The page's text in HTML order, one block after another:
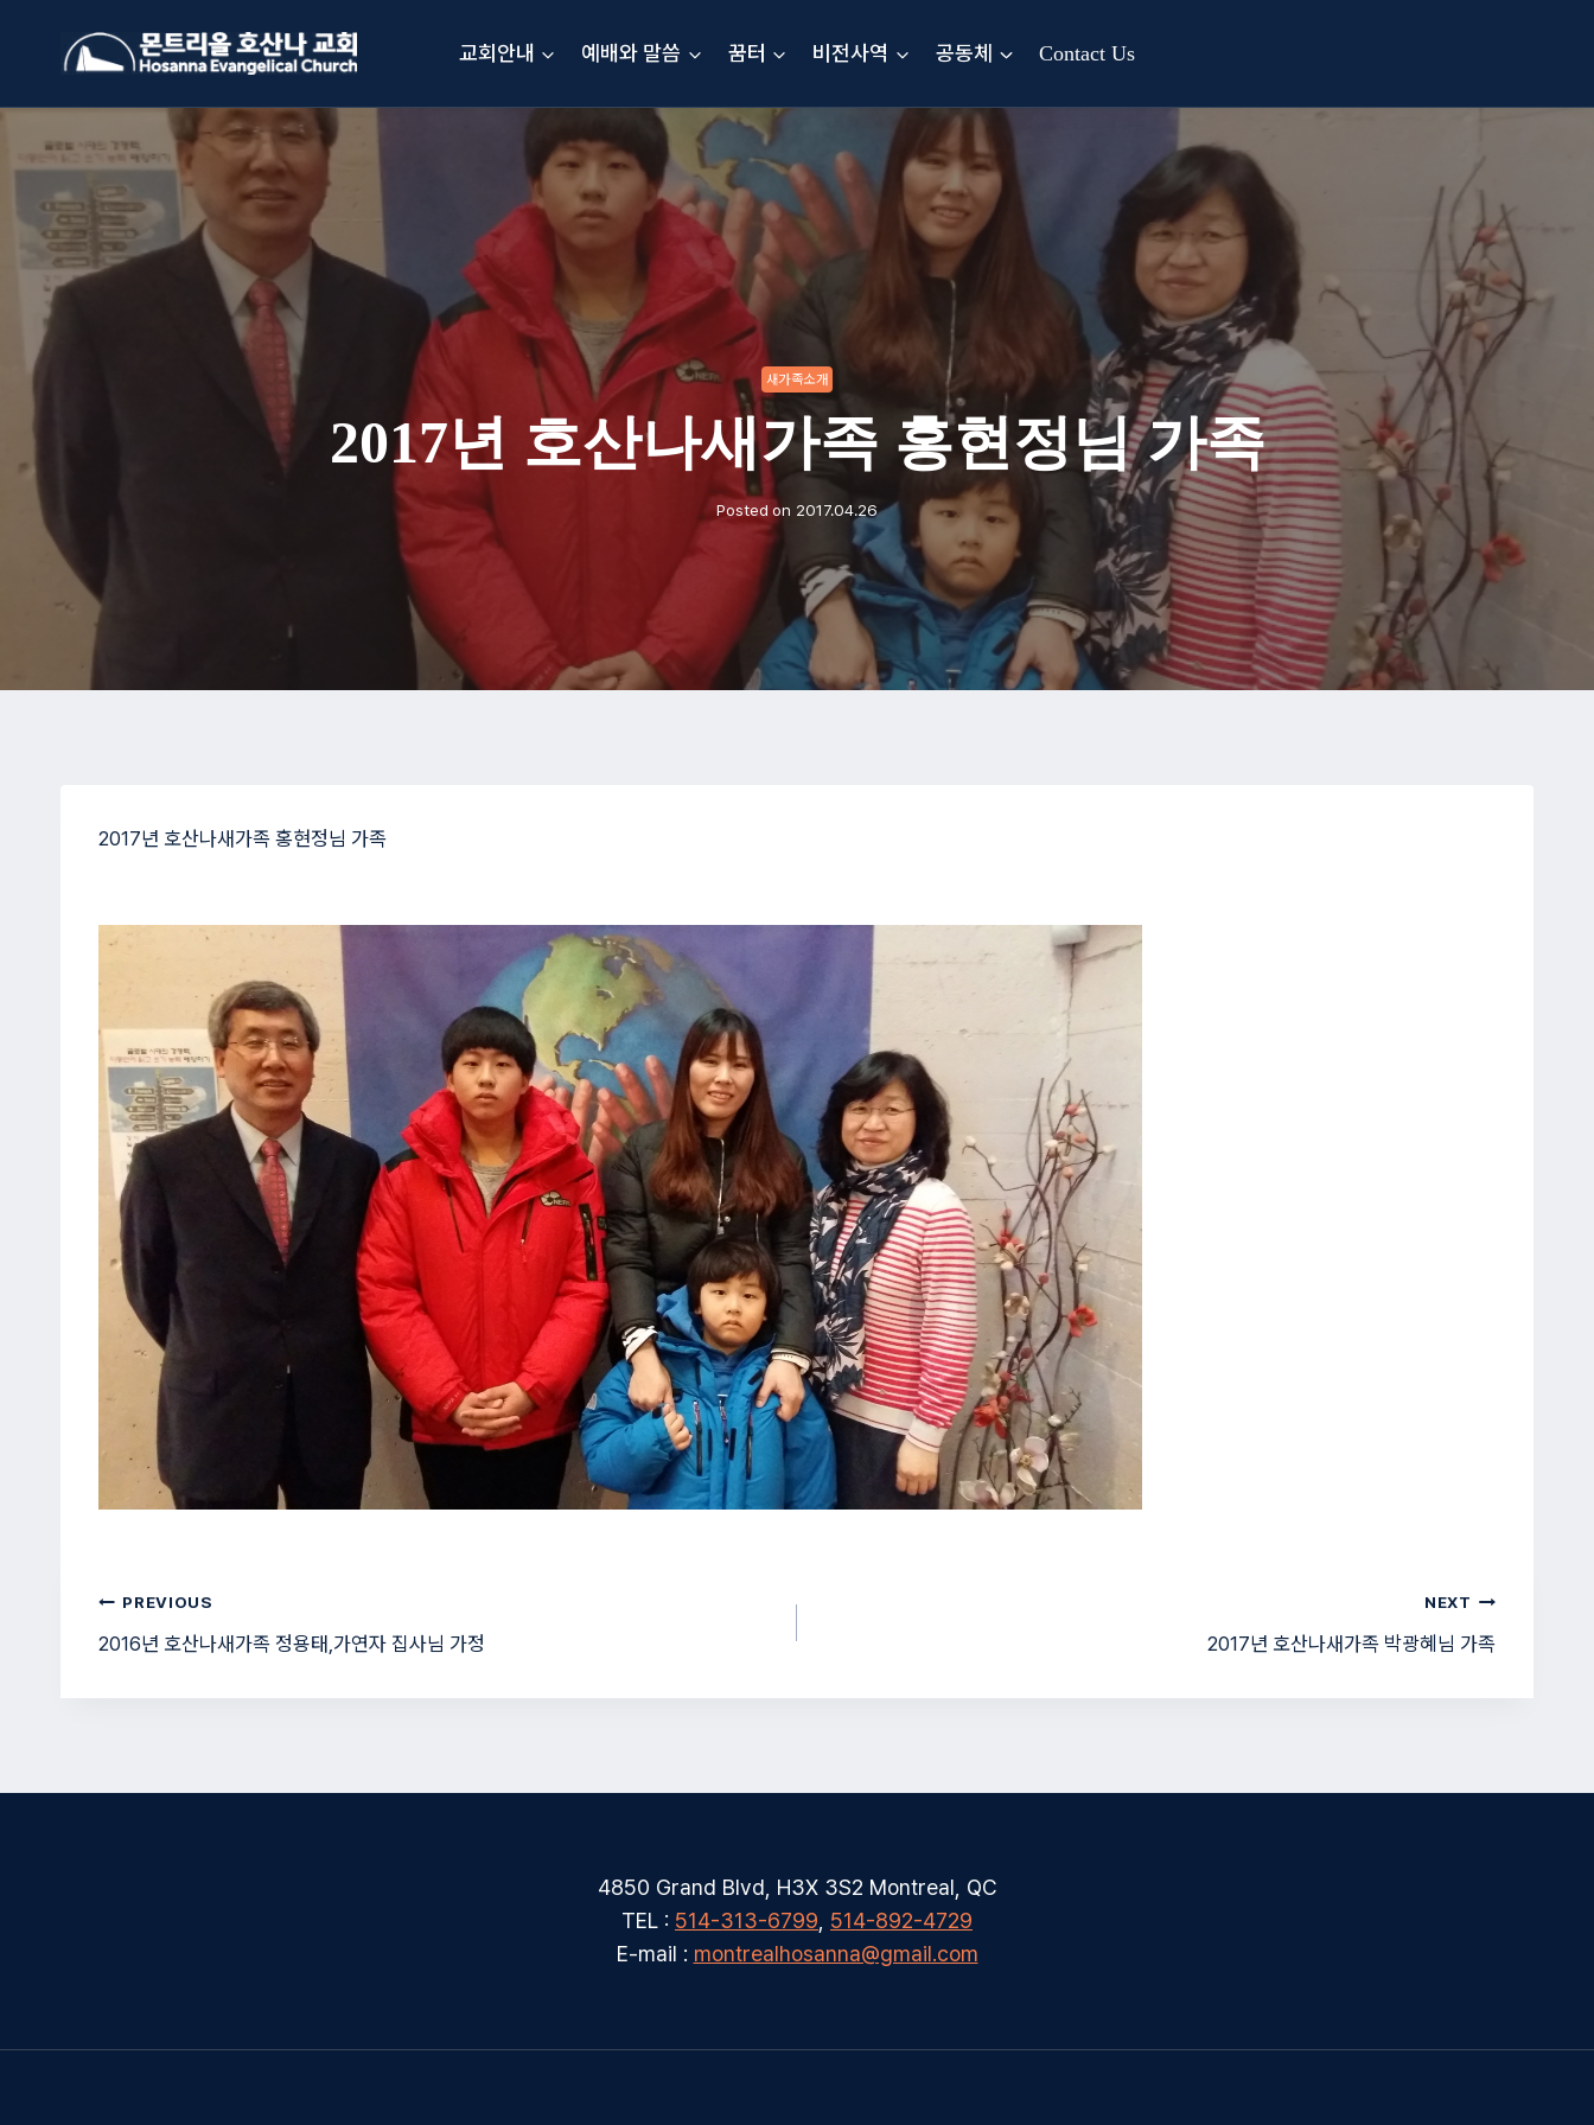
content
교회안내 예배와 말씀 꿈터 비전사역 공동체 Contact Us
새가족소개
2017년 호산나새가족 홍현정님 가족
Posted on 2017.04.26
2017년 호산나새가족 홍현정님 가족
글
탐
색
PREVIOUS
2016년 호산나새가족 정용태,가연자 집사님 가정
NEXT
2017년 호산나새가족 박광혜님 가족
4850 Grand Blvd, H3X 3S2 Montreal, QC
TEL : 514-313-6799 514-892-4729
E-mail : montrealhosanna@gmail.com